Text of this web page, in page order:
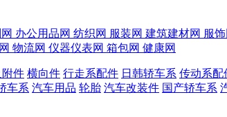
办公用品网 纺织网 服装网 建筑建材网 服饰
物流网 仪器仪表网 箱包网 健康网
件 横向件 行走系配件 日韩轿车系 传动系配
车系 汽车用品 轮胎 汽车改装件 国产轿车系